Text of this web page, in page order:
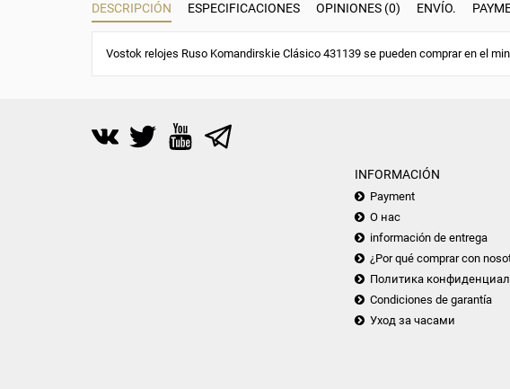
DESCRIPCIÓN ESPECIFICACIONES OPINIONES (0) ENVÍO.
Vostok relojes Ruso Komandirskie Clásico 431139 se pueden comprar en el
INFORMACIÓN
Payment
О нас
información de entrega
¿Por qué comprar con
Политика
Condiciones de garantía
Уход за часами